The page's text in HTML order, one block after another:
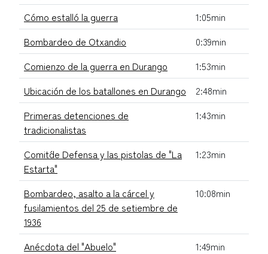
Cómo estalló la guerra
1:05min
Bombardeo de Otxandio
0:39min
Comienzo de la guerra en Durango
1:53min
Ubicación de los batallones en Durango
2:48min
Primeras detenciones de
tradicionalistas
1:43min
Comit´de Defensa y las pistolas de "La
Estarta"
1:23min
Bombardeo, asalto a la cárcel y
fusilamientos del 25 de setiembre de
1936
10:08min
Anécdota del "Abuelo"
1:49min